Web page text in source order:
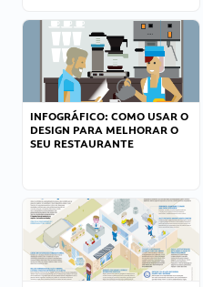
INFOGRÁFICO: COMO USAR O
DESIGN PARA MELHORAR O
SEU RESTAURANTE